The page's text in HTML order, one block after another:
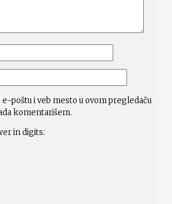
e-poštu i veb mesto u ovom pregledaču
komentarišem.
in digits: